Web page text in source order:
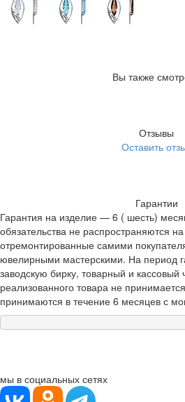
Вы также
Отзывы
Оставить
Гарантии
Гарантия на изделие — 6 ( шесть)
обязательства не распространяются
отремонтированные самими
ювелирными мастерскими. На период
заводскую бирку, товарный и кассовый
реализованного товара не
принимаются в течение 6 месяцев с
мы в социальных сетях